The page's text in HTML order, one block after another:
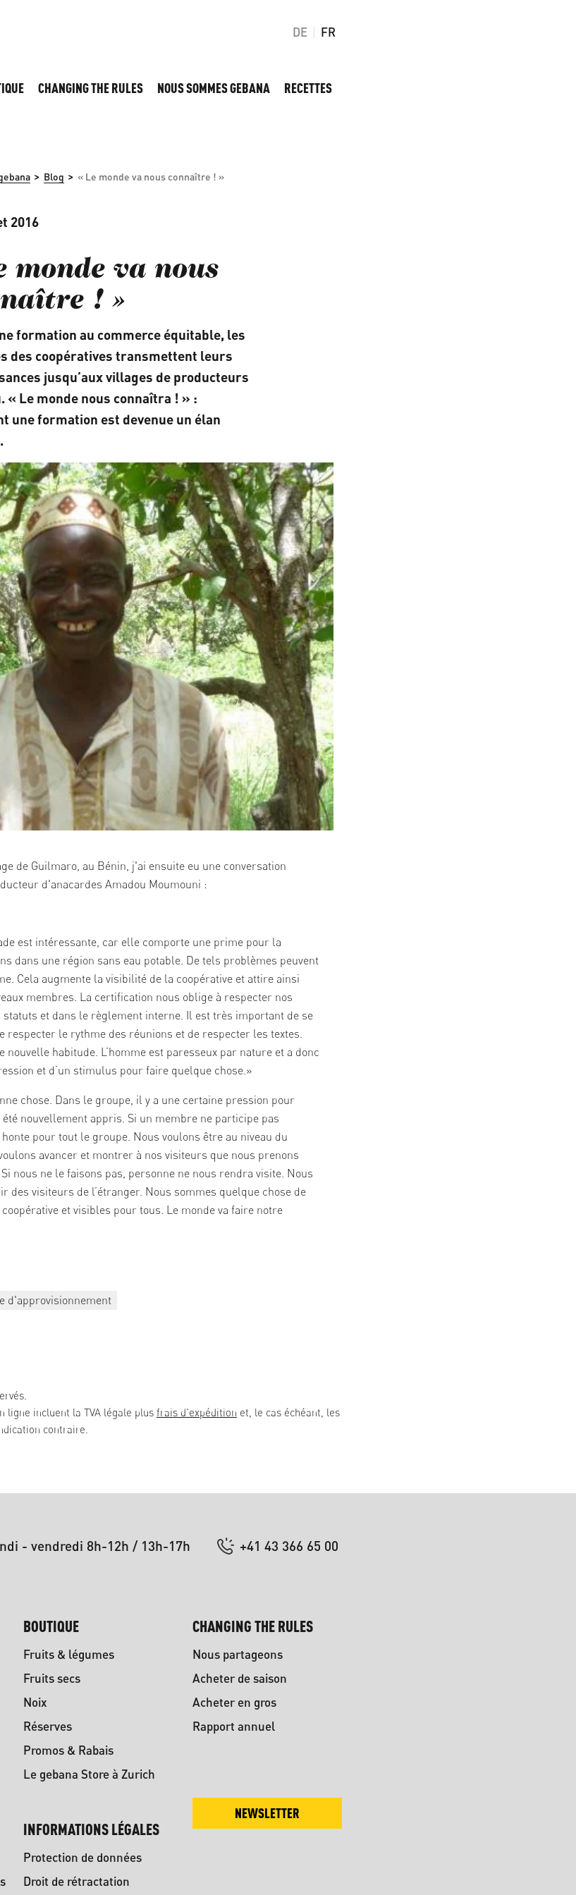
DE FR
CHANGING THE RULES NOUS SOMMES GEBANA RECETTES
> Blog > « Le monde va nous connaître ! »
2016
monde va nous
! »
formation au commerce équitable, les
des coopératives transmettent leurs
jusqu’aux villages de producteurs
« Le monde nous connaîtra ! » :
une formation est devenue un élan
de Guilmaro, au Bénin, j'ai ensuite eu une conversation
d'anacardes Amadou Moumouni :
est intéressante, car elle comporte une prime pour la
dans une région sans eau potable. De tels problèmes peuvent
Cela augmente la visibilité de la coopérative et attire ainsi
membres. La certification nous oblige à respecter nos
et dans le règlement interne. Il est très important de se
le rythme des réunions et de respecter les textes.
nouvelle habitude. L’homme est paresseux par nature et a donc
et d’un stimulus pour faire quelque chose.»
chose. Dans le groupe, il y a une certaine pression pour
nouvellement appris. Si un membre ne participe pas
pour tout le groupe. Nous voulons être au niveau du
avancer et montrer à nos visiteurs que nous prenons
nous ne le faisons pas, personne ne nous rendra visite. Nous
des visiteurs de l’étranger. Nous sommes quelque chose de
et visibles pour tous. Le monde va faire notre
d'approvisionnement
ligne incluent la TVA légale plus frais d'expédition et, le cas échéant, les
contraire.
- vendredi 8h-12h / 13h-17h
+41 43 366 65 00
BOUTIQUE
Fruits & légumes
Fruits secs
Noix
Réserves
Promos & Rabais
Le gebana Store à Zurich
CHANGING THE RULES
Nous partageons
Acheter de saison
Acheter en gros
Rapport annuel
INFORMATIONS LÉGALES
Protection de données
Droit de rétractation
NEWSLETTER